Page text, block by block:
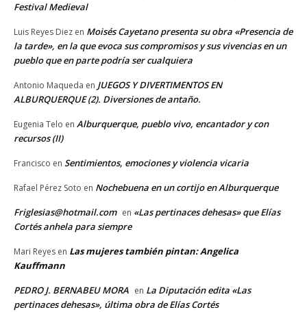
Festival Medieval
Luis Reyes Diez en Moisés Cayetano presenta su obra «Presencia de
la tarde», en la que evoca sus compromisos y sus vivencias en un
pueblo que en parte podría ser cualquiera
Antonio Maqueda en JUEGOS Y DIVERTIMENTOS EN
ALBURQUERQUE (2). Diversiones de antaño.
Eugenia Telo en Alburquerque, pueblo vivo, encantador y con
recursos (II)
Francisco en Sentimientos, emociones y violencia vicaria
Rafael Pérez Soto en Nochebuena en un cortijo en Alburquerque
Friglesias@hotmail.com en «Las pertinaces dehesas» que Elías
Cortés anhela para siempre
Mari Reyes en Las mujeres también pintan: Angelica
Kauffmann
PEDRO J. BERNABEU MORA en La Diputación edita «Las
pertinaces dehesas», última obra de Elías Cortés